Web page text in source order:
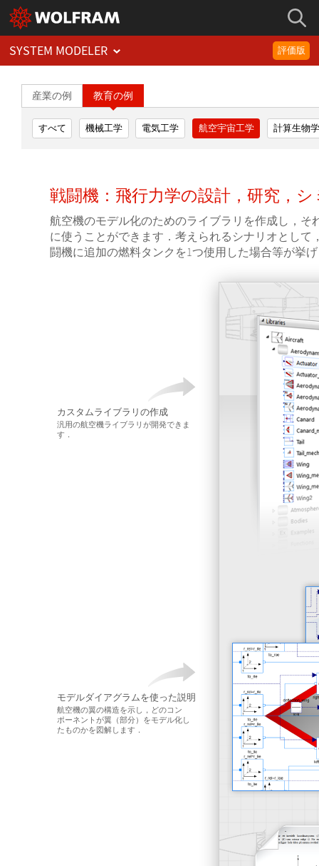
SYSTEM MODELER 評価版
産業の例 教育の例
すべて 機械工学 電気工学 航空宇宙工学 計算生物学
戦闘機：飛行力学の設計，研究，
航空機のモデル化のためのライブラリを作成し，
に使うことができます．考えられるシナリオとし
闘機に追加の燃料タンクを1つ使用した場合等が挙
カスタムライブラリの作成
汎用の航空機ライブラリが開発できま
す．
モデルダイアグラムを使った説明
航空機の翼の構造を示し，どのコン
ポーネントが翼（部分）をモデル化し
たものかを図解します．